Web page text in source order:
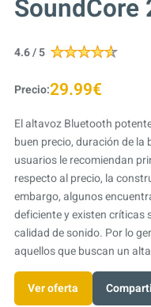
SoundCore
4.6 / 5
Precio:29.99€
El altavoz Bluetooth
buen precio, duración de
usuarios le recomiendan
respecto al precio, la
embargo, algunos
deficiente y existen críticas
calidad de sonido. Por lo
aquellos que buscan un
Ver oferta